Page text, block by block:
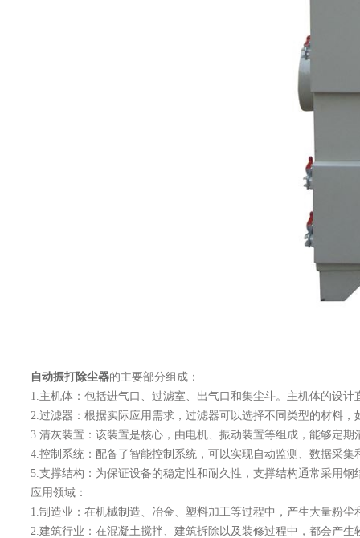
自动振打除尘器的主要部分组成：
1.主机体：包括进气口、过滤室、出气口和集尘斗。主机体的设计
2.过滤器：根据实际应用需求，过滤器可以选择不同类型的材料，
3.清灰装置：该装置是核心，由电机、振动装置等组成，能够定期
4.控制系统：配备了智能控制系统，可以实现自动监测、数据采集
5.支撑结构：为保证设备的稳定性和耐久性，支撑结构通常采用钢
应用领域：
1.制造业：在机械制造、冶金、塑料加工等过程中，产生大量粉尘
2.建筑行业：在混凝土搅拌、建筑拆除以及装修过程中，都会产生